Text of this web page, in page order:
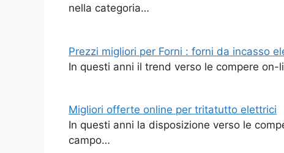
nella categoria…
Prezzi migliori per Forni : forni da incasso
In questi anni il trend verso le compere
Migliori offerte online per tritatutto elettrici
In questi anni la disposizione verso le
campo…